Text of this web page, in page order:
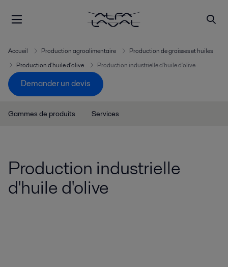
Accueil Production agroalimentaire
Production de graisses et huiles
Production d'huile d'olive
Production industrielle d'huile d'olive
Demander un devis
Gammes de produits Services
Production industrielle
d'huile d'olive